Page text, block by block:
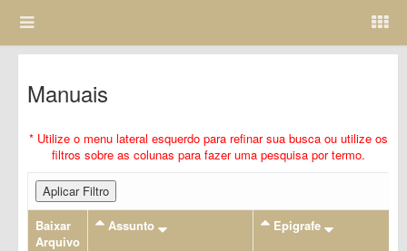
Manuais
* Utilize o menu lateral esquerdo para refinar sua busca ou utilize os
filtros sobre as colunas para fazer uma pesquisa por termo.
Aplicar Filtro
Baixar
Arquivo
Assunto Epigrafe